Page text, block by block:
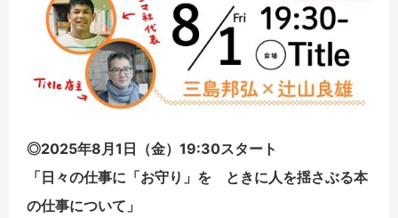
◎2025年8月1日（金）19:30スタート
「日々の仕事に「お守り」を ときに人を揺さぶる本
の仕事について」